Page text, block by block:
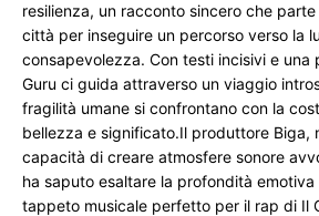
resilienza, un racconto sincero che
città per inseguire un percorso verso la
consapevolezza. Con testi incisivi e una
Guru ci guida attraverso un viaggio
fragilità umane si confrontano con la
bellezza e significato.Il produttore Biga,
capacità di creare atmosfere sonore
ha saputo esaltare la profondità
tappeto musicale perfetto per il rap di Il